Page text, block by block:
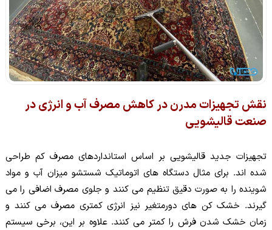
نقش تجهیزات مدرن در کاهش مصرف آب و انرژی در
صنعت قالیشویی
تجهیزات جدید قالیشویی بر اساس استانداردهای مصرف کم طراحی
شده اند. برای مثال دستگاه های اتوماتیک شستشو میزان آب و مواد
شوینده را به صورت دقیق تنظیم می کنند و جلوی مصرف اضافی را می
گیرند. خشک کن های دورمتغیر نیز انرژی کمتری مصرف می کنند و
زمان خشک شدن فرش را کمتر می کنند. علاوه بر این، برخی سیستم